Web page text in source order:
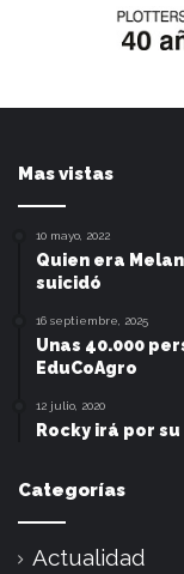
Mas vistas
10 mayo, 2022
Quien era
suicidó
16 septiembre, 2025
Unas 40.000
EduCoAgro
12 julio, 2020
Rocky irá por
Categorías
Actualidad